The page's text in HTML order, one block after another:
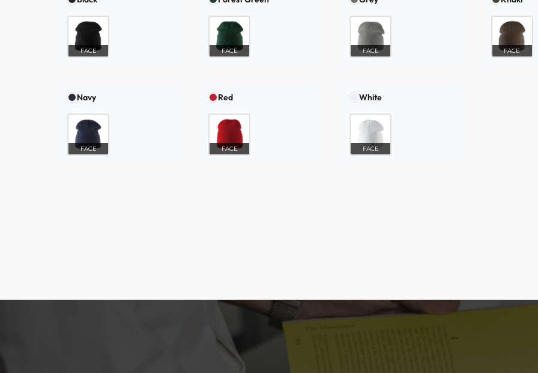
FACE FACE FACE FACE
Navy
FACE
Red
FACE
White
FACE